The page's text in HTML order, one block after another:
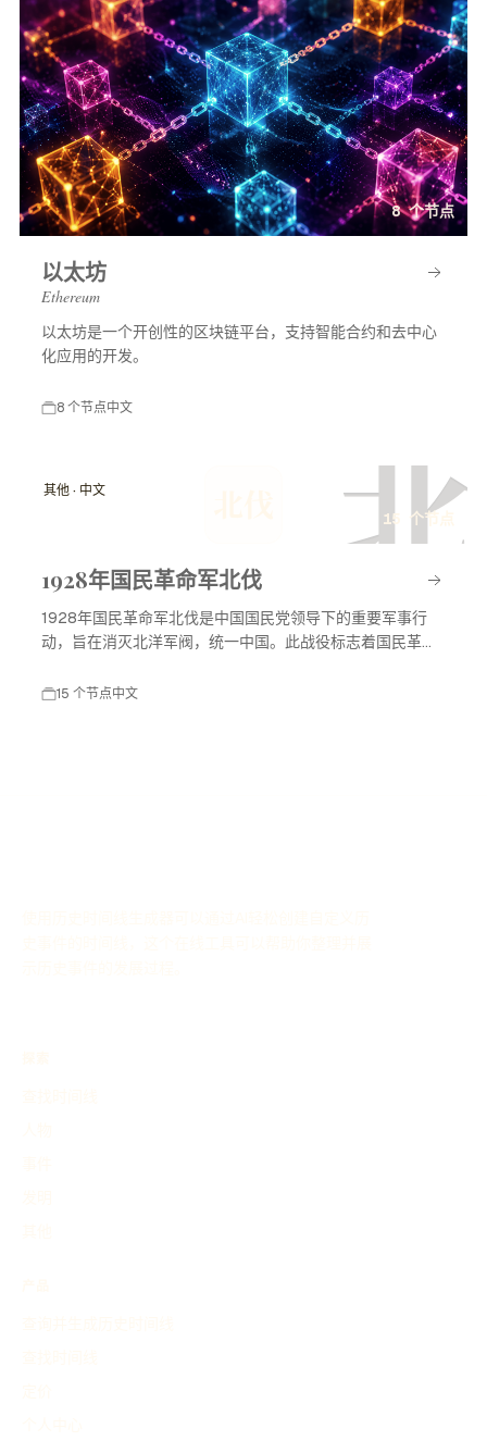
8 个节点
以太坊
Ethereum
以太坊是一个开创性的区块链平台，支持智能合约和去中心
化应用的开发。
8 个节点中文
北
其他 · 中文
15 个节点
1928年国民革命军北伐
1928年国民革命军北伐是中国国民党领导下的重要军事行
动，旨在消灭北洋军阀，统一中国。此战役标志着国民革命
15 个节点中文